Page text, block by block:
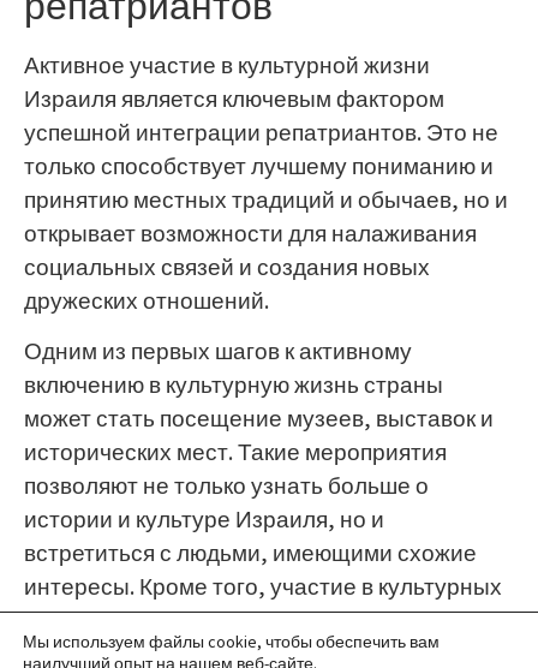
Активное участие в культурной жизни
Израиля является ключевым фактором
успешной интеграции репатриантов. Это не
только способствует лучшему пониманию и
принятию местных традиций и обычаев, но и
открывает возможности для налаживания
социальных связей и создания новых
дружеских отношений.
Одним из первых шагов к активному
включению в культурную жизнь страны
может стать посещение музеев, выставок и
исторических мест. Такие мероприятия
позволяют не только узнать больше о
истории и культуре Израиля, но и
встретиться с людьми, имеющими схожие
интересы. Кроме того, участие в культурных
фестивалях, концертах и театральных
постановках способствует погружению в
Мы используем файлы cookie, чтобы обеспечить вам
наилучший опыт на нашем веб-сайте.